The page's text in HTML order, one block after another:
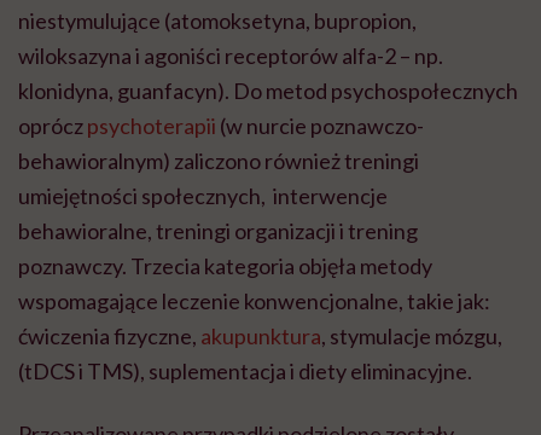
niestymulujące (atomoksetyna, bupropion,
wiloksazyna i agoniści receptorów alfa-2 – np.
klonidyna, guanfacyn). Do metod psychospołecznych
opróczpsychoterapii (w nurcie poznawczo-
behawioralnym) zaliczono również treningi
umiejętności społecznych, interwencje
behawioralne, treningi organizacji i trening
poznawczy. Trzecia kategoria objęła metody
wspomagające leczenie konwencjonalne, takie jak:
ćwiczenia fizyczne, akupunktura, stymulacje mózgu,
(tDCS i TMS), suplementacja i diety eliminacyjne.